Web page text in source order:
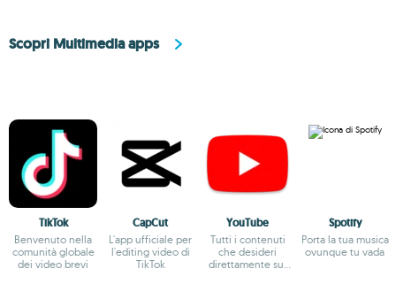
Scopri Multimedia apps
TikTok
Benvenuto nella
comunità globale
dei video brevi
CapCut
L'app ufficiale per
l'editing video di
TikTok
YouTube
Tutti i contenuti
che desideri
direttamente sul
Spotify
Porta la tua musica
ovunque tu vada